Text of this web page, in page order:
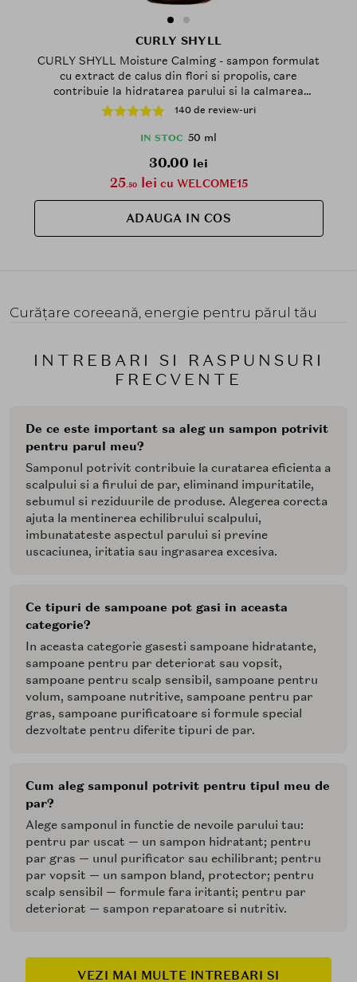
CURLY SHYLL
CURLY SHYLL Moisture Calming - sampon formulat
cu extract de calus din flori si propolis, care
contribuie la hidratarea parului si la calmarea
scalpului sensibil - 50 ml
140 de review-uri
IN STOC 50 ml
30.00 lei
25.50lei cu WELCOME15
ADAUGA IN COS
Curățare coreeană, energie pentru părul tău
INTREBARI SI RASPUNSURI
FRECVENTE
De ce este important sa aleg un sampon potrivit
pentru parul meu?
Samponul potrivit contribuie la curatarea eficienta a
scalpului si a firului de par, eliminand impuritatile,
sebumul si reziduurile de produse. Alegerea corecta
ajuta la mentinerea echilibrului scalpului,
imbunatateste aspectul parului si previne
uscaciunea, iritatia sau ingrasarea excesiva.
Ce tipuri de sampoane pot gasi in aceasta
categorie?
In aceasta categorie gasesti sampoane hidratante,
sampoane pentru par deteriorat sau vopsit,
sampoane pentru scalp sensibil, sampoane pentru
volum, sampoane nutritive, sampoane pentru par
gras, sampoane purificatoare si formule special
dezvoltate pentru diferite tipuri de par.
Cum aleg samponul potrivit pentru tipul meu de
par?
Alege samponul in functie de nevoile parului tau:
pentru par uscat — un sampon hidratant; pentru
par gras — unul purificator sau echilibrant; pentru
par vopsit — un sampon bland, protector; pentru
scalp sensibil — formule fara iritanti; pentru par
deteriorat — sampon reparatoare si nutritiv.
VEZI MAI MULTE INTREBARI SI